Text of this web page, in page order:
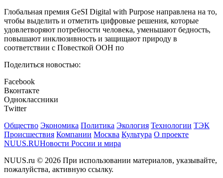
Глобальная премия GeSI Digital with Purpose направлена на то,
чтобы выделить и отметить цифровые решения, которые
удовлетворяют потребности человека, уменьшают бедность,
повышают инклюзивность и защищают природу в
соответствии с Повесткой ООН по
Поделиться новостью:
Facebook
Вконтакте
Одноклассники
Twitter
Общество Экономика Политика Экология Технологии ТЭК
Происшествия Компании Москва Культура О проекте
NUUS.RUНовости России и мира
NUUS.ru © 2026 При использовании материалов, указывайте,
пожалуйства, активную ссылку.